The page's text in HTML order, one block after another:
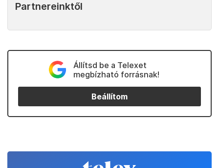
Partnereinktől
Állítsd be a Telexet
megbízható forrásnak!
Beállítom